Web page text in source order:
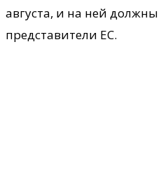
августа, и на ней должны
представители ЕС.